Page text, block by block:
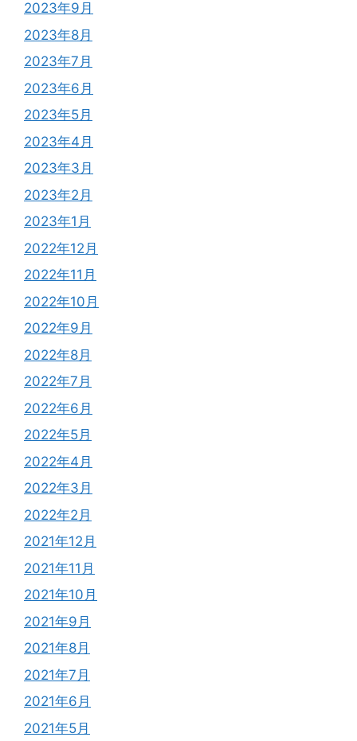
2023年9月
2023年8月
2023年7月
2023年6月
2023年5月
2023年4月
2023年3月
2023年2月
2023年1月
2022年12月
2022年11月
2022年10月
2022年9月
2022年8月
2022年7月
2022年6月
2022年5月
2022年4月
2022年3月
2022年2月
2021年12月
2021年11月
2021年10月
2021年9月
2021年8月
2021年7月
2021年6月
2021年5月